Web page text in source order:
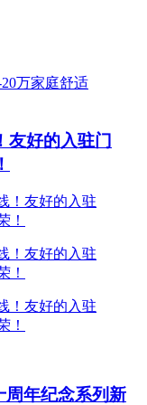
友好的入驻门
年纪念系列新